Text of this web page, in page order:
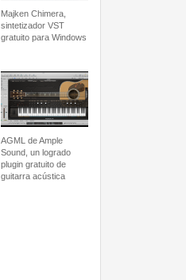
Majken Chimera,
sintetizador VST
gratuito para Windows
AGML de Ample
Sound, un logrado
plugin gratuito de
guitarra acústica